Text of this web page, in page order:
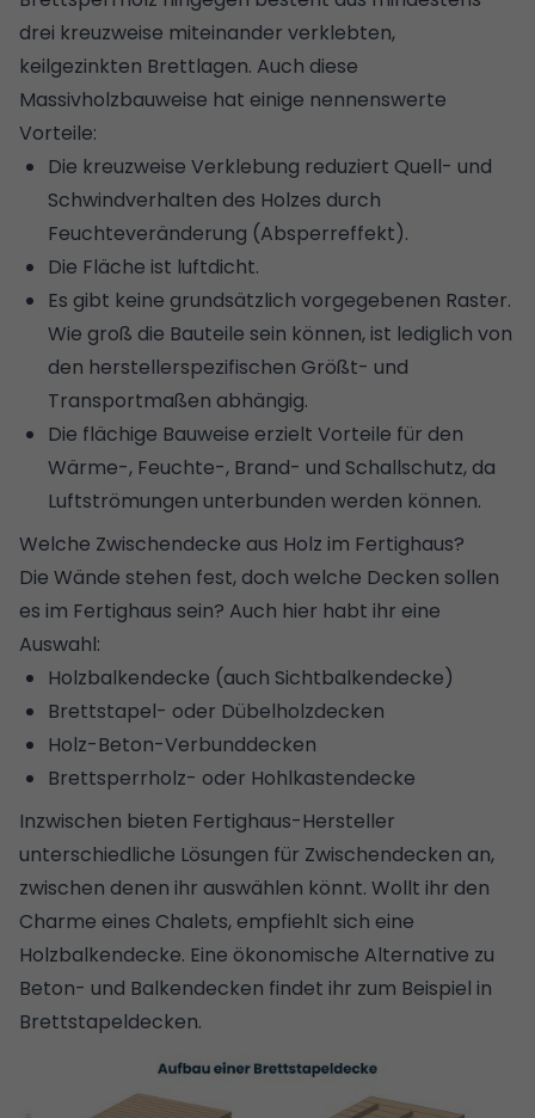
drei kreuzweise miteinander verklebten,
keilgezinkten Brettlagen. Auch diese
Massivholzbauweise hat einige nennenswerte
Vorteile:
Die kreuzweise Verklebung reduziert Quell- und
Schwindverhalten des Holzes durch
Feuchteveränderung (Absperreffekt).
Die Fläche ist luftdicht.
Es gibt keine grundsätzlich vorgegebenen Raster.
Wie groß die Bauteile sein können, ist lediglich von
den herstellerspezifischen Größt- und
Transportmaßen abhängig.
Die flächige Bauweise erzielt Vorteile für den
Wärme-, Feuchte-, Brand- und Schallschutz, da
Luftströmungen unterbunden werden können.
Welche Zwischendecke aus Holz im Fertighaus?
Die Wände stehen fest, doch welche Decken sollen
es im Fertighaus sein? Auch hier habt ihr eine
Auswahl:
Holzbalkendecke (auch Sichtbalkendecke)
Brettstapel- oder Dübelholzdecken
Holz-Beton-Verbunddecken
Brettsperrholz- oder Hohlkastendecke
Inzwischen bieten Fertighaus-Hersteller
unterschiedliche Lösungen für Zwischendecken an,
zwischen denen ihr auswählen könnt. Wollt ihr den
Charme eines Chalets, empfiehlt sich eine
Holzbalkendecke. Eine ökonomische Alternative zu
Beton- und Balkendecken findet ihr zum Beispiel in
Brettstapeldecken.